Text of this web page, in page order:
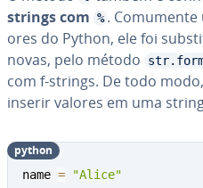
strings com % .
o­res do Python, ele foi
novas, pelo método
com f-strings. De todo
inserir valores em uma
name =
"Alice"
python